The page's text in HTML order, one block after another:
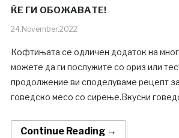
ЌЕ ГИ ОБОЖАВАТЕ!
24.November.2022
Кофтињата се одличен додаток на
можете да ги послужите со ориз или
продолжение ви споделуваме рецепт
говедско месо со сирење.Вкусни
Continue Reading →